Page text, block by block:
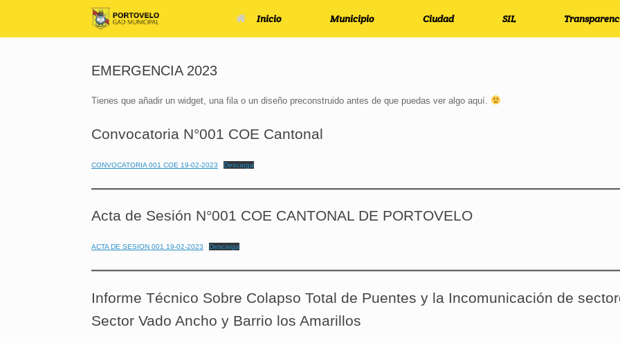
Inicio Municipio Ciudad SIL
EMERGENCIA 2023
Tienes que añadir un widget, una fila o un diseño preconstruido antes de que puedas ver algo aquí.
Convocatoria N°001 COE Cantonal
CONVOCATORIA 001 COE 19-02-2023 Descarga
Acta de Sesión N°001 COE CANTONAL DE PORTOVELO
ACTA DE SESION 001 19-02-2023 Descarga
Informe Técnico Sobre Colapso Total de Puentes y la Incomunicación de
Sector Vado Ancho y Barrio los Amarillos